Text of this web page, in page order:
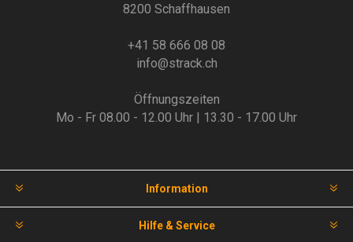
8200 Schaffhausen
+41 58 666 08 08
info@strack.ch
Öffnungszeiten
Mo - Fr 08.00 - 12.00 Uhr | 13.30 - 17.00 Uhr
Information
Hilfe & Service